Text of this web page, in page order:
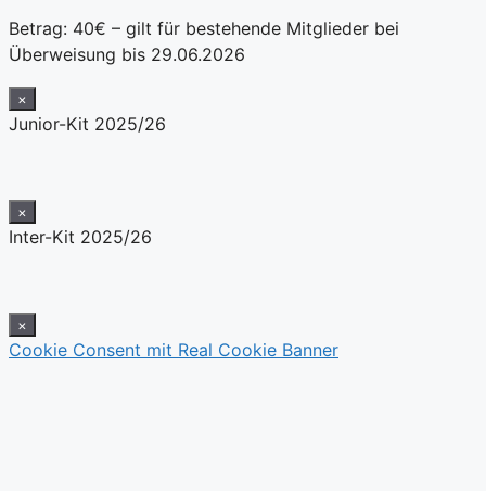
Betrag: 40€ – gilt für bestehende Mitglieder bei
Überweisung bis 29.06.2026
×
Junior-Kit 2025/26
×
Inter-Kit 2025/26
×
Cookie Consent mit Real Cookie Banner